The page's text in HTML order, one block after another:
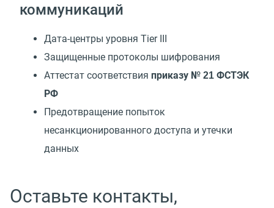
коммуникаций
Дата-центры уровня Tier III
Защищенные протоколы шифрования
Аттестат соответствия приказу № 21 ФСТЭК
РФ
Предотвращение попыток
несанкционированного доступа и утечки
данных
Оставьте контакты,